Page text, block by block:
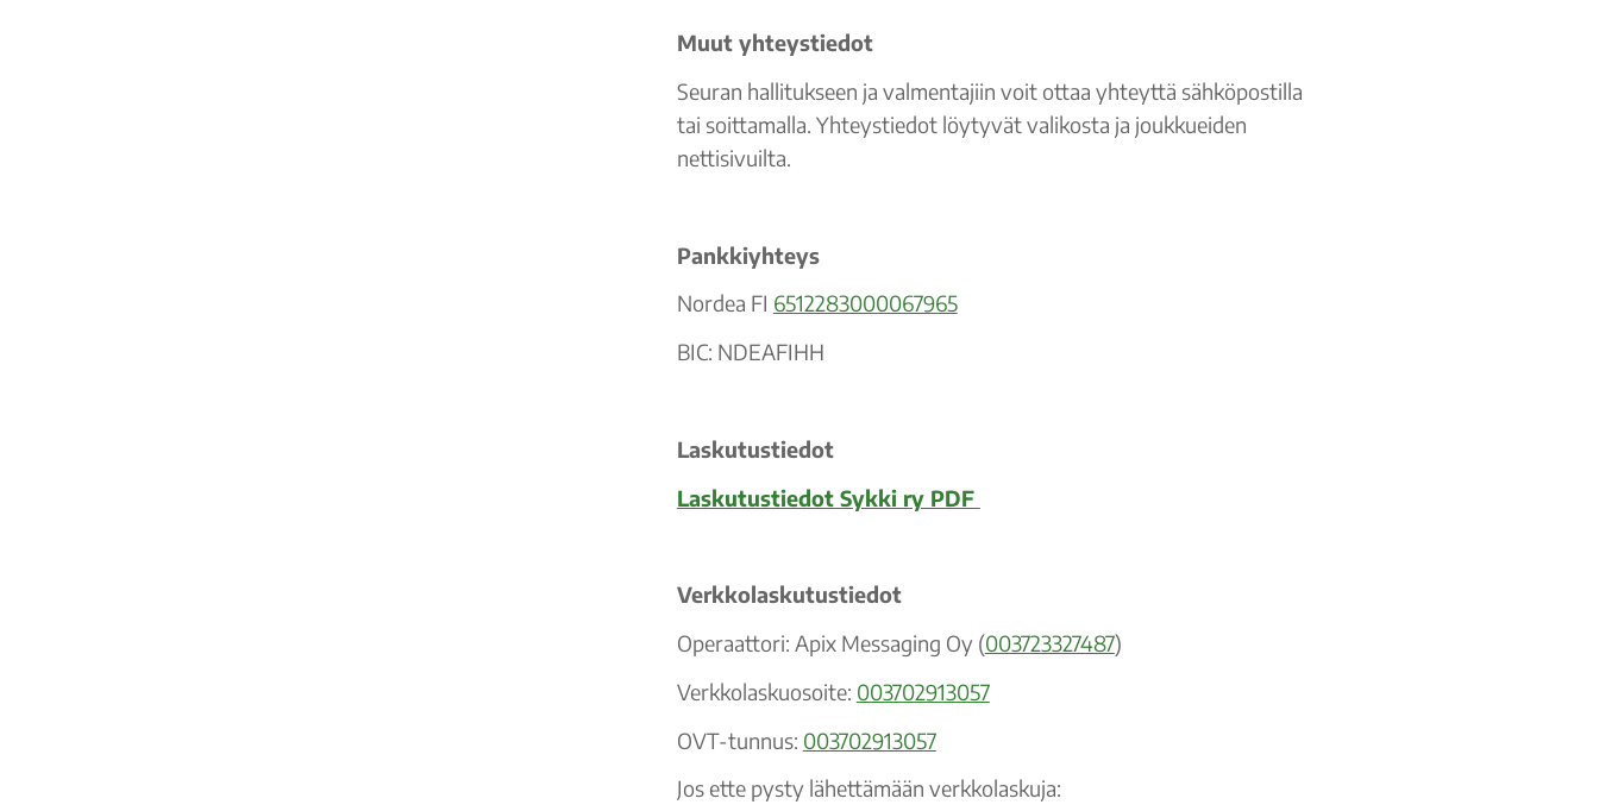
Muut yhteystiedot
Seuran hallitukseen ja valmentajiin voit ottaa yhteyttä sähköpostilla
tai soittamalla. Yhteystiedot löytyvät valikosta ja joukkueiden
nettisivuilta.
Pankkiyhteys
Nordea FI 6512283000067965
BIC: NDEAFIHH
Laskutustiedot
Laskutustiedot Sykki ry PDF
Verkkolaskutustiedot
Operaattori: Apix Messaging Oy (003723327487)
Verkkolaskuosoite: 003702913057
OVT-tunnus: 003702913057
Jos ette pysty lähettämään verkkolaskuja: